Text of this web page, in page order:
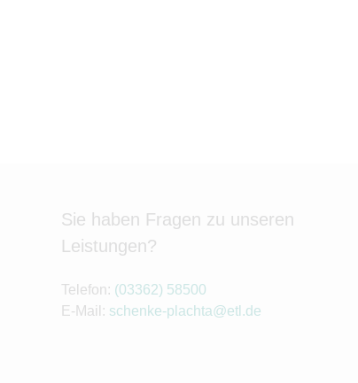
Sie haben Fragen zu unseren
Leistungen?
Telefon: (03362) 58500
E-Mail: schenke-plachta@etl.de